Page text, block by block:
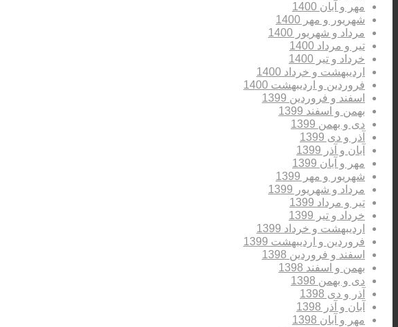
مهر و آبان 1400
شهریور و مهر 1400
مرداد و شهریور 1400
تیر و مرداد 1400
خرداد و تیر 1400
اردیبهشت و خرداد 1400
فروردین و اردیبهشت 1400
اسفند و فروردین 1399
بهمن و اسفند 1399
دی و بهمن 1399
آذر و دی 1399
آبان و آذر 1399
مهر و آبان 1399
شهریور و مهر 1399
مرداد و شهریور 1399
تیر و مرداد 1399
خرداد و تیر 1399
اردیبهشت و خرداد 1399
فروردین و اردیبهشت 1399
اسفند و فروردین 1398
بهمن و اسفند 1398
دی و بهمن 1398
آذر و دی 1398
آبان و آذر 1398
مهر و آبان 1398